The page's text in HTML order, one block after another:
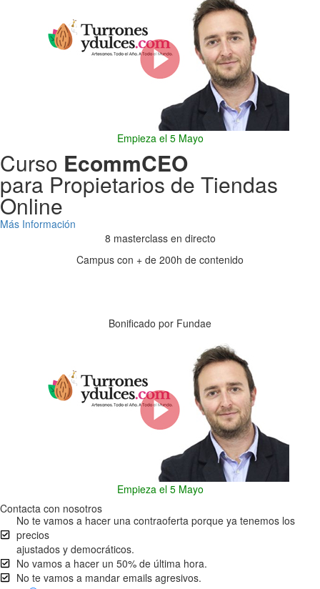
Empieza el 5 Mayo
Curso EcommCEO
para Propietarios de Tiendas
Online
Más Información
8 masterclass en directo
Campus con + de 200h de contenido
Bonificado por Fundae
Empieza el 5 Mayo
Contacta con nosotros
No te vamos a hacer una contraoferta porque ya tenemos los
precios
ajustados y democráticos.
No vamos a hacer un 50% de última hora.
No te vamos a mandar emails agresivos.